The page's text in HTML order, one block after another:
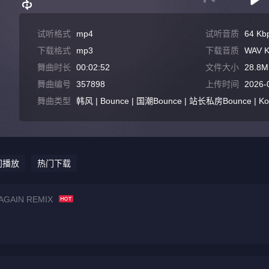
试听格式 mp4 试听音质 64
下载格式
mp3 下载音质 WAV
舞曲时长
00:02:52 文件大小
舞曲编号
357898 上传时间
2026-
舞曲类型
韩风 | Bounce | 国潮Bounce | 站长私房Bounce |
播放 热门下载
REMIX